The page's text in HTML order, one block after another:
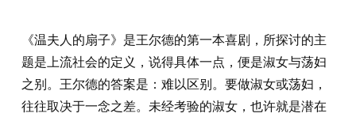
《温夫人的扇子》是王尔德的第一本喜剧，所探讨的主
题是上流社会的定义，说得具体一点，便是淑女与荡妇
之别。王尔德的答案是：难以区别。要做淑女或荡妇，
往往取决于一念之差。未经考验的淑女，也许就是潜在